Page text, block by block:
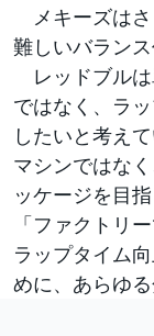
メキーズはさ
難しいバランス
レッドブルは
ではなく、ラ
したいと考え
マシンではな
ッケージを目
「ファクトリ
ラップタイム
めに、あらゆ